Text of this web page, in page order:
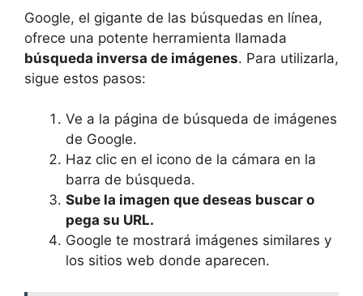
Google, el gigante de las búsquedas en línea,
‌ofrece una potente herramienta llamada
búsqueda inversa de imágenes. Para utilizarla,
sigue estos pasos:
Ve a la página de búsqueda ⁣de imágenes⁣
de Google.
Haz clic en el icono de la cámara en la
barra de búsqueda.
Sube la imagen que deseas buscar o
pega su URL.
Google te mostrará imágenes similares y⁣
los sitios web donde aparecen.